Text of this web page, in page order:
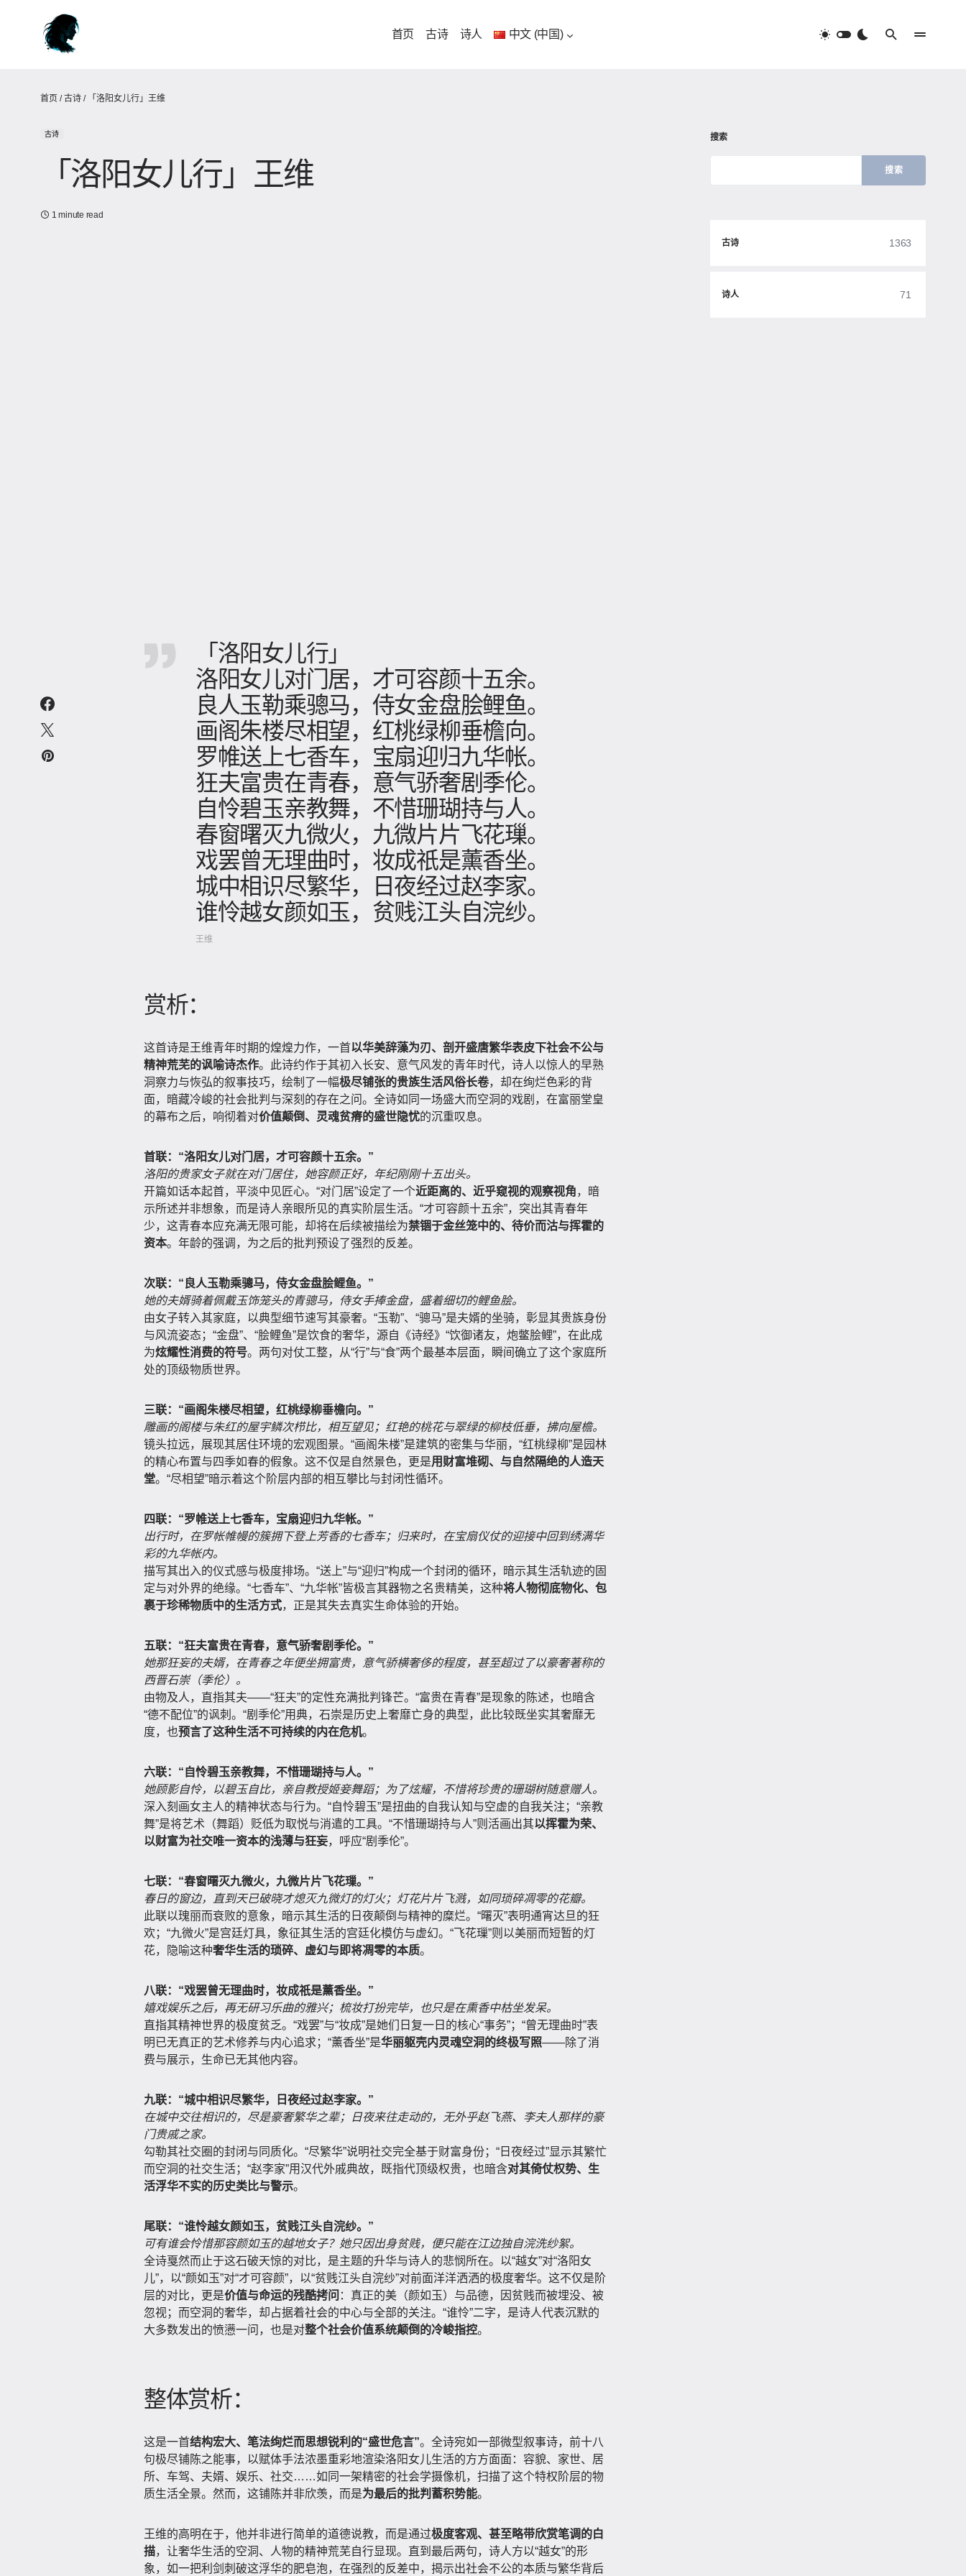
首页 古诗 诗人 中文 (中国)
首页 /古诗 / 「洛阳女儿行」王维
古诗
「洛阳女儿行」王维
1 minute read
「洛阳女儿行」
洛阳女儿对门居，才可容颜十五余。
良人玉勒乘骢马，侍女金盘脍鲤鱼。
画阁朱楼尽相望，红桃绿柳垂檐向。
罗帷送上七香车，宝扇迎归九华帐。
狂夫富贵在青春，意气骄奢剧季伦。
自怜碧玉亲教舞，不惜珊瑚持与人。
春窗曙灭九微火，九微片片飞花璅。
戏罢曾无理曲时，妆成祇是薰香坐。
城中相识尽繁华，日夜经过赵李家。
谁怜越女颜如玉，贫贱江头自浣纱。
王维
赏析：
这首诗是王维青年时期的煌煌力作，一首以华美辞藻为刃、剖开盛唐繁华表皮下社会不公与
精神荒芜的讽喻诗杰作。此诗约作于其初入长安、意气风发的青年时代，诗人以惊人的早熟
洞察力与恢弘的叙事技巧，绘制了一幅极尽铺张的贵族生活风俗长卷，却在绚烂色彩的背
面，暗藏冷峻的社会批判与深刻的存在之问。全诗如同一场盛大而空洞的戏剧，在富丽堂皇
的幕布之后，响彻着对价值颠倒、灵魂贫瘠的盛世隐忧的沉重叹息。
首联：“洛阳女儿对门居，才可容颜十五余。”
洛阳的贵家女子就在对门居住，她容颜正好，年纪刚刚十五出头。
开篇如话本起首，平淡中见匠心。“对门居”设定了一个近距离的、近乎窥视的观察视角，暗
示所述并非想象，而是诗人亲眼所见的真实阶层生活。“才可容颜十五余”，突出其青春年
少，这青春本应充满无限可能，却将在后续被描绘为禁锢于金丝笼中的、待价而沽与挥霍的
资本。年龄的强调，为之后的批判预设了强烈的反差。
次联：“良人玉勒乘骢马，侍女金盘脍鲤鱼。”
她的夫婿骑着佩戴玉饰笼头的青骢马，侍女手捧金盘，盛着细切的鲤鱼脍。
由女子转入其家庭，以典型细节速写其豪奢。“玉勒”、“骢马”是夫婿的坐骑，彰显其贵族身份
与风流姿态；“金盘”、“脍鲤鱼”是饮食的奢华，源自《诗经》“饮御诸友，炮鳖脍鲤”，在此成
为炫耀性消费的符号。两句对仗工整，从“行”与“食”两个最基本层面，瞬间确立了这个家庭所
处的顶级物质世界。
三联：“画阁朱楼尽相望，红桃绿柳垂檐向。”
雕画的阁楼与朱红的屋宇鳞次栉比，相互望见；红艳的桃花与翠绿的柳枝低垂，拂向屋檐。
镜头拉远，展现其居住环境的宏观图景。“画阁朱楼”是建筑的密集与华丽，“红桃绿柳”是园林
的精心布置与四季如春的假象。这不仅是自然景色，更是用财富堆砌、与自然隔绝的人造天
堂。“尽相望”暗示着这个阶层内部的相互攀比与封闭性循环。
四联：“罗帷送上七香车，宝扇迎归九华帐。”
出行时，在罗帐帷幔的簇拥下登上芳香的七香车；归来时，在宝扇仪仗的迎接中回到绣满华
彩的九华帐内。
描写其出入的仪式感与极度排场。“送上”与“迎归”构成一个封闭的循环，暗示其生活轨迹的固
定与对外界的绝缘。“七香车”、“九华帐”皆极言其器物之名贵精美，这种将人物彻底物化、包
裹于珍稀物质中的生活方式，正是其失去真实生命体验的开始。
五联：“狂夫富贵在青春，意气骄奢剧季伦。”
她那狂妄的夫婿，在青春之年便坐拥富贵，意气骄横奢侈的程度，甚至超过了以豪奢著称的
西晋石崇（季伦）。
由物及人，直指其夫——“狂夫”的定性充满批判锋芒。“富贵在青春”是现象的陈述，也暗含
“德不配位”的讽刺。“剧季伦”用典，石崇是历史上奢靡亡身的典型，此比较既坐实其奢靡无
度，也预言了这种生活不可持续的内在危机。
六联：“自怜碧玉亲教舞，不惜珊瑚持与人。”
她顾影自怜，以碧玉自比，亲自教授姬妾舞蹈；为了炫耀，不惜将珍贵的珊瑚树随意赠人。
深入刻画女主人的精神状态与行为。“自怜碧玉”是扭曲的自我认知与空虚的自我关注；“亲教
舞”是将艺术（舞蹈）贬低为取悦与消遣的工具。“不惜珊瑚持与人”则活画出其以挥霍为荣、
以财富为社交唯一资本的浅薄与狂妄，呼应“剧季伦”。
七联：“春窗曙灭九微火，九微片片飞花璅。”
春日的窗边，直到天已破晓才熄灭九微灯的灯火；灯花片片飞溅，如同琐碎凋零的花瓣。
此联以瑰丽而衰败的意象，暗示其生活的日夜颠倒与精神的糜烂。“曙灭”表明通宵达旦的狂
欢；“九微火”是宫廷灯具，象征其生活的宫廷化模仿与虚幻。“飞花璅”则以美丽而短暂的灯
花，隐喻这种奢华生活的琐碎、虚幻与即将凋零的本质。
八联：“戏罢曾无理曲时，妆成祇是薰香坐。”
嬉戏娱乐之后，再无研习乐曲的雅兴；梳妆打扮完毕，也只是在熏香中枯坐发呆。
直指其精神世界的极度贫乏。“戏罢”与“妆成”是她们日复一日的核心“事务”；“曾无理曲时”表
明已无真正的艺术修养与内心追求；“薰香坐”是华丽躯壳内灵魂空洞的终极写照——除了消
费与展示，生命已无其他内容。
九联：“城中相识尽繁华，日夜经过赵李家。”
在城中交往相识的，尽是豪奢繁华之辈；日夜来往走动的，无外乎赵飞燕、李夫人那样的豪
门贵戚之家。
勾勒其社交圈的封闭与同质化。“尽繁华”说明社交完全基于财富身份；“日夜经过”显示其繁忙
而空洞的社交生活；“赵李家”用汉代外戚典故，既指代顶级权贵，也暗含对其倚仗权势、生
活浮华不实的历史类比与警示。
尾联：“谁怜越女颜如玉，贫贱江头自浣纱。”
可有谁会怜惜那容颜如玉的越地女子？她只因出身贫贱，便只能在江边独自浣洗纱絮。
全诗戛然而止于这石破天惊的对比，是主题的升华与诗人的悲悯所在。以“越女”对“洛阳女
儿”，以“颜如玉”对“才可容颜”，以“贫贱江头自浣纱”对前面洋洋洒洒的极度奢华。这不仅是阶
层的对比，更是价值与命运的残酷拷问 ：真正的美（颜如玉）与品德，因贫贱而被埋没、被
忽视；而空洞的奢华，却占据着社会的中心与全部的关注。“谁怜”二字，是诗人代表沉默的
大多数发出的愤懑一问，也是对整个社会价值系统颠倒的冷峻指控。
整体赏析：
这是一首结构宏大、笔法绚烂而思想锐利的“盛世危言”。全诗宛如一部微型叙事诗，前十八
句极尽铺陈之能事，以赋体手法浓墨重彩地渲染洛阳女儿生活的方方面面：容貌、家世、居
所、车驾、夫婿、娱乐、社交……如同一架精密的社会学摄像机，扫描了这个特权阶层的物
质生活全景。然而，这铺陈并非欣羡，而是为最后的批判蓄积势能。
王维的高明在于，他并非进行简单的道德说教，而是通过极度客观、甚至略带欣赏笔调的白
描，让奢华生活的空洞、人物的精神荒芜自行显现。直到最后两句，诗人方以“越女”的形
象，如一把利剑刺破这浮华的肥皂泡，在强烈的反差中，揭示出社会不公的本质与繁华背后
搜索
搜索
古诗 1363
诗人 71